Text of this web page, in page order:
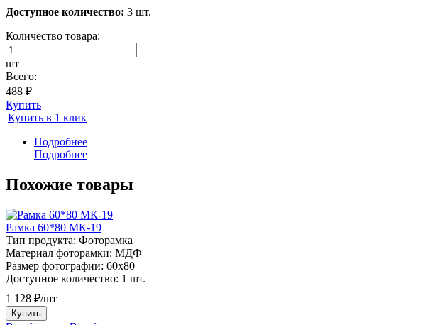
Доступное количество: 3 шт.
Количество товара:
шт
Всего:
488 ₽
Купить
Купить в 1 клик
Подробнее
Подробнее
Похожие товары
Рамка 60*80 МК-19
Тип продукта: Фоторамка
Материал фоторамки: МДФ
Размер фотографии: 60х80
Доступное количество: 1 шт.
1 128 ₽/шт
Купить